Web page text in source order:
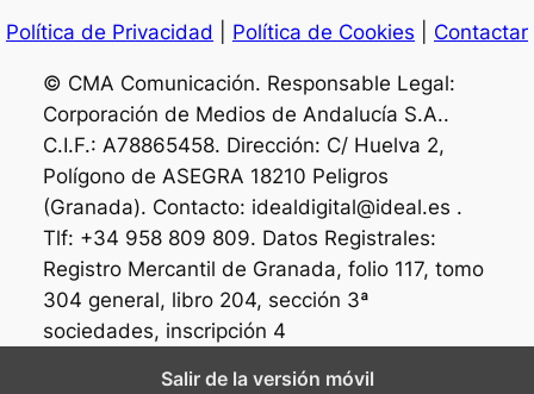
Política de Privacidad Política de Cookies Contactar
© CMA Comunicación. Responsable Legal:
Corporación de Medios de Andalucía S.A..
C.I.F.: A78865458. Dirección: C/ Huelva 2,
Polígono de ASEGRA 18210 Peligros
(Granada). Contacto: idealdigital@ideal.es .
Tlf: +34 958 809 809. Datos Registrales:
Registro Mercantil de Granada, folio 117, tomo
304 general, libro 204, sección 3ª
sociedades, inscripción 4
Salir de la versión móvil